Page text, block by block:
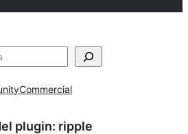
Commercial
plugin: ripple